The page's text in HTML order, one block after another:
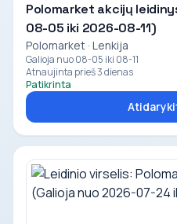
Polomarket akcijų
08-05 iki 2026-08-11)
Polomarket · Lenkija
Galioja nuo 08-05 iki 08-11
Atnaujinta prieš 3 dienas
Patikrinta